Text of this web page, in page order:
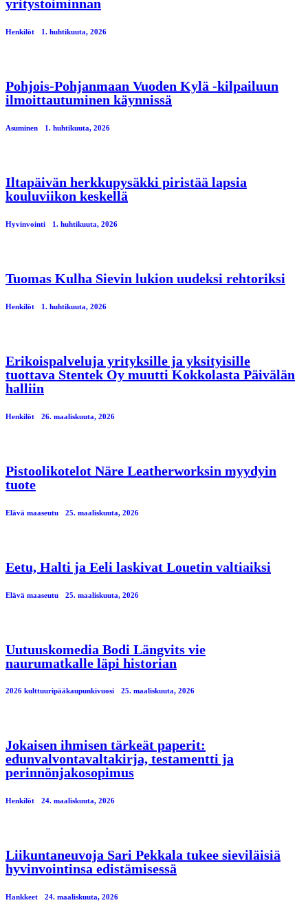
yritystoiminnan
Henkilöt 1. huhtikuuta, 2026
Pohjois-Pohjanmaan Vuoden Kylä -kilpailuun
ilmoittautuminen käynnissä
Asuminen 1. huhtikuuta, 2026
Iltapäivän herkkupysäkki piristää lapsia
kouluviikon keskellä
Hyvinvointi 1. huhtikuuta, 2026
Tuomas Kulha Sievin lukion uudeksi rehtoriksi
Henkilöt 1. huhtikuuta, 2026
Erikoispalveluja yrityksille ja yksityisille
tuottava Stentek Oy muutti Kokkolasta Päivälän
halliin
Henkilöt 26. maaliskuuta, 2026
Pistoolikotelot Näre Leatherworksin myydyin
tuote
Elävä maaseutu 25. maaliskuuta, 2026
Eetu, Halti ja Eeli laskivat Louetin valtiaiksi
Elävä maaseutu 25. maaliskuuta, 2026
Uutuuskomedia Bodi Längvits vie
naurumatkalle läpi historian
2026 kulttuuripääkaupunkivuosi 25. maaliskuuta, 2026
Jokaisen ihmisen tärkeät paperit:
edunvalvontavaltakirja, testamentti ja
perinnönjakosopimus
Henkilöt 24. maaliskuuta, 2026
Liikuntaneuvoja Sari Pekkala tukee sieviläisiä
hyvinvointinsa edistämisessä
Hankkeet 24. maaliskuuta, 2026